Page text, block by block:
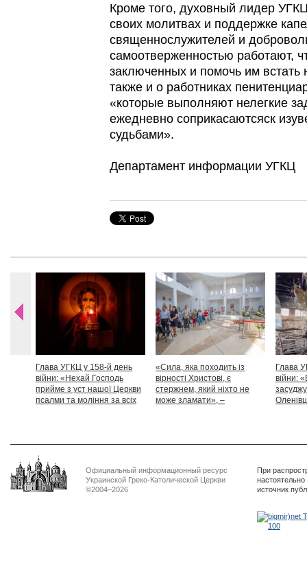
Кроме того, духовный лидер
своих молитвах и поддержке
священнослужителей и
самоотверженностью работают,
заключенных и помочь им встать
также и о работниках
«которые выполняют нелегкие
ежедневно соприкасаютсяск
судьбами».
Департамент информации УГКЦ
Глава УГКЦ у 158-й день
війни: «Нехай Господь
прийме з уст нашої Церкви
псалми та моління за всіх
«Сила, яка походить із
вірності Христові, є
стержнем, який ніхто не
може зламати», –
Глава
війни:
Официальный информационный ресурс
Украинской Греко-Католической Церкви
©2004–2026
При
источник